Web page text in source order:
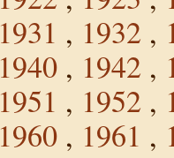
1931 , 1932 ,
1940 , 1942 ,
1951 , 1952 ,
1960 , 1961 ,